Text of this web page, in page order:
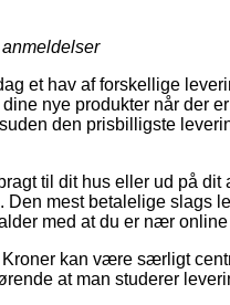
anmeldelser
et hav af forskellige
nye produkter når der
den prisbilligste
til dit hus eller ud på
mest betalelige slags
med at du er nær
kan være særligt
at man studerer